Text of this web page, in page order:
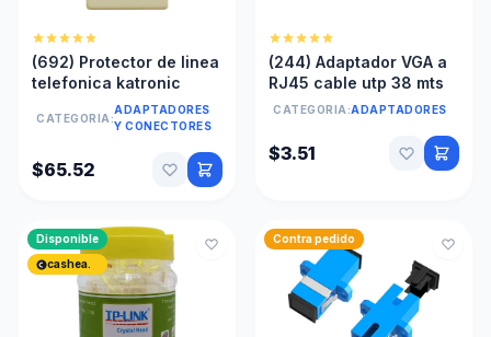
(692) Protector de linea
telefonica katronic
CATEGORIA:
ADAPTADORES
Y CONECTORES
$65.52
(244) Adaptador VGA a
RJ45 cable utp 38 mts
CATEGORIA:ADAPTADORES
$3.51
Disponible
cashea.
Contra pedido